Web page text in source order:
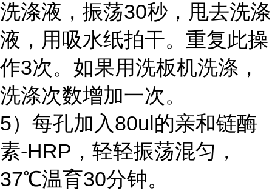
洗涤液，振荡30秒，甩去洗涤
液，用吸水纸拍干。重复此操
作3次。如果用洗板机洗涤，
洗涤次数增加一次。
5）每孔加入80ul的亲和链酶
素-HRP，轻轻振荡混匀，
37℃温育30分钟。